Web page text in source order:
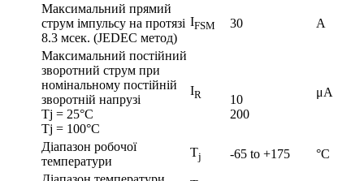
Максимальний прямий
струм імпульсу на протязі
8.3 мсек. (JEDEC метод)
IFSM 30 A
Максимальний постійний
зворотний струм при
номінальному постійній
зворотній напрузі
Tj = 25°С
Tj = 100°С
IR
10
200
μA
Діапазон робочої
температури
Tj -65 to +175
°C